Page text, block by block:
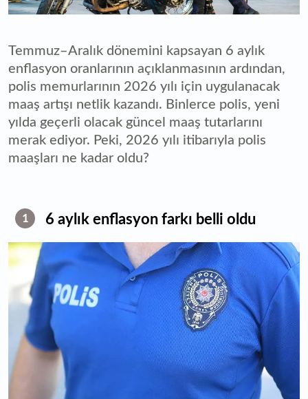
Temmuz–Aralık dönemini kapsayan 6 aylık
enflasyon oranlarının açıklanmasının ardından,
polis memurlarının 2026 yılı için uygulanacak
maaş artışı netlik kazandı. Binlerce polis, yeni
yılda geçerli olacak güncel maaş tutarlarını
merak ediyor. Peki, 2026 yılı itibarıyla polis
maaşları ne kadar oldu?
1 6 aylık enflasyon farkı belli oldu